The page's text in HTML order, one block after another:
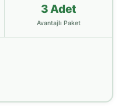
3 Adet
Avantajlı Paket